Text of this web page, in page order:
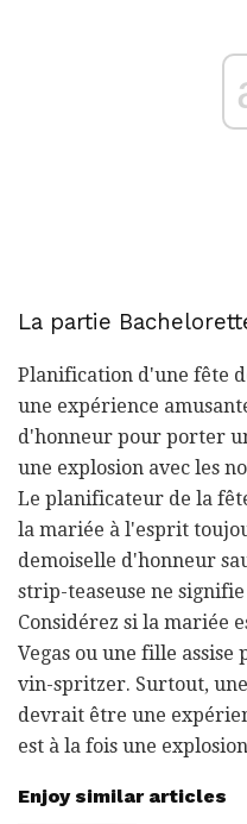
La partie
Planification d'une fête
une expérience
d'honneur pour porter
une explosion avec les
Le planificateur de la
la mariée à l'esprit
demoiselle d'honneur
strip-teaseuse ne
Considérez si la mariée
Vegas ou une fille
vin-spritzer. Surtout,
devrait être une
est à la fois une
Enjoy similar articles